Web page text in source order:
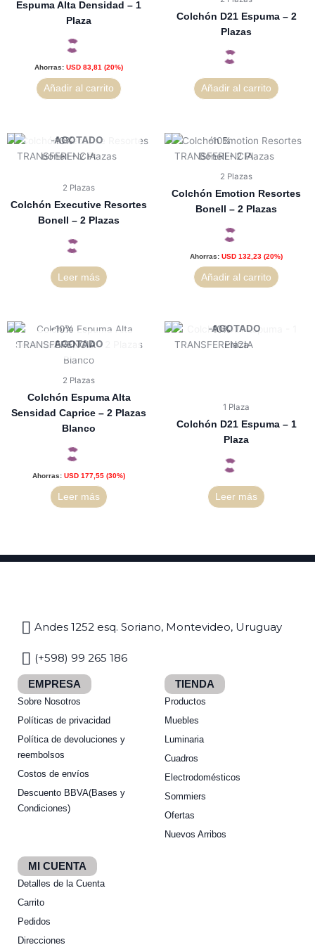
Espuma Alta Densidad – 1
Plaza
Ahorras: USD 83,81 (20%)
Añadir al carrito
Colchón D21 Espuma – 2
Plazas
Añadir al carrito
AGOTADO
2 Plazas
Colchón Executive Resortes
Bonell – 2 Plazas
Leer más
2 Plazas
Colchón Emotion Resortes
Bonell – 2 Plazas
Ahorras: USD 132,23 (20%)
Añadir al carrito
AGOTADO
2 Plazas
Colchón Espuma Alta
Sensidad Caprice – 2 Plazas
Blanco
Ahorras: USD 177,55 (30%)
Leer más
AGOTADO
1 Plaza
Colchón D21 Espuma – 1
Plaza
Leer más
Andes 1252 esq. Soriano, Montevideo, Uruguay
(+598) 99 265 186
EMPRESA
Sobre Nosotros
Políticas de privacidad
Política de devoluciones y
reembolsos
Costos de envíos
Descuento BBVA(Bases y
Condiciones)
TIENDA
Productos
Muebles
Luminaria
Cuadros
Electrodomésticos
Sommiers
Ofertas
Nuevos Arribos
MI CUENTA
Detalles de la Cuenta
Carrito
Pedidos
Direcciones